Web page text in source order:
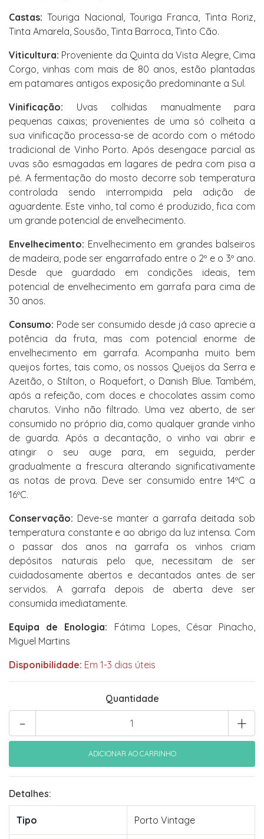
Castas: Touriga Nacional, Touriga Franca, Tinta Roriz,
Tinta Amarela, Sousão, Tinta Barroca, Tinto Cão.
Viticultura: Proveniente da Quinta da Vista Alegre, Cima
Corgo, vinhas com mais de 80 anos, estão plantadas
em patamares antigos exposição predominante a Sul.
Vinificação: Uvas colhidas manualmente para
pequenas caixas; provenientes de uma só colheita a
sua vinificação processa-se de acordo com o método
tradicional de Vinho Porto. Após desengace parcial as
uvas são esmagadas em lagares de pedra com pisa a
pé. A fermentação do mosto decorre sob temperatura
controlada sendo interrompida pela adição de
aguardente. Este vinho, tal como é produzido, fica com
um grande potencial de envelhecimento.
Envelhecimento: Envelhecimento em grandes balseiros
de madeira, pode ser engarrafado entre o 2º e o 3º ano.
Desde que guardado em condições ideais, tem
potencial de envelhecimento em garrafa para cima de
30 anos.
Consumo: Pode ser consumido desde já caso aprecie a
potência da fruta, mas com potencial enorme de
envelhecimento em garrafa. Acompanha muito bem
queijos fortes, tais como, os nossos Queijos da Serra e
Azeitão, o Stilton, o Roquefort, o Danish Blue. Também,
após a refeição, com doces e chocolates assim como
charutos. Vinho não filtrado. Uma vez aberto, de ser
consumido no próprio dia, como qualquer grande vinho
de guarda. Após a decantação, o vinho vai abrir e
atingir o seu auge para, em seguida, perder
gradualmente a frescura alterando significativamente
as notas de prova. Deve ser consumido entre 14ºC a
16ºC.
Conservação: Deve-se manter a garrafa deitada sob
temperatura constante e ao abrigo da luz intensa. Com
o passar dos anos na garrafa os vinhos criam
depósitos naturais pelo que, necessitam de ser
cuidadosamente abertos e decantados antes de ser
servidos. A garrafa depois de aberta deve ser
consumida imediatamente.
Equipa de Enologia: Fátima Lopes, César Pinacho,
Miguel Martins
Disponibilidade: Em 1-3 dias úteis
Quantidade
+
-
Detalhes:
Tipo Porto Vintage